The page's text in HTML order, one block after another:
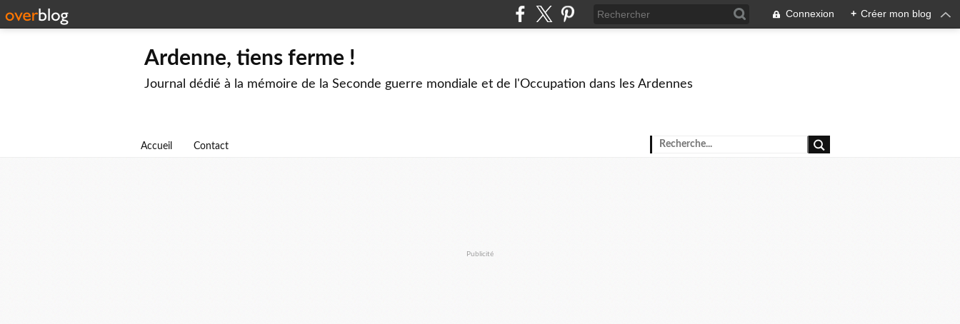
Connexion + Créer mon blog
Ardenne, tiens ferme !
Journal dédié à la mémoire de la Seconde guerre mondiale et de l'Occupation dans les Ardennes
Accueil Contact
Publicité